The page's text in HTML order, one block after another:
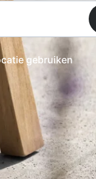
gebruiken